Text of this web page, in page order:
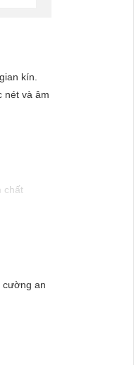
kín.
nét và âm
chất
sử
cường an